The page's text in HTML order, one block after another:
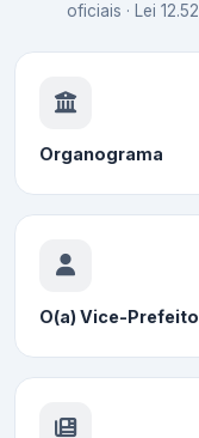
oficiais · Lei
Organograma
O(a) Vice-